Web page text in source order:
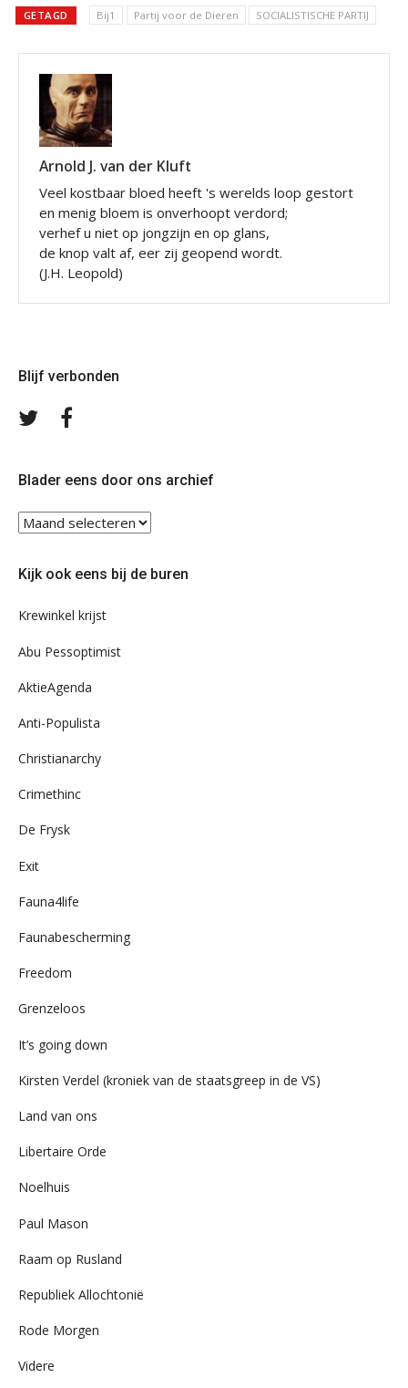
GETAGD Bij1 Partij voor de Dieren SOCIALISTISCHE PARTIJ
Arnold J. van der Kluft
Veel kostbaar bloed heeft 's werelds loop gestort
en menig bloem is onverhoopt verdord;
verhef u niet op jongzijn en op glans,
de knop valt af, eer zij geopend wordt.
(J.H. Leopold)
Blijf verbonden
Volg
Blader eens door ons archief
Blader
ons
Kijk ook eens bij de buren
Krewinkel krijst
Abu Pessoptimist
AktieAgenda
Anti-Populista
Christianarchy
Crimethinc
De Frysk
Exit
Fauna4life
Faunabescherming
Freedom
Grenzeloos
It’s going down
Kirsten Verdel (kroniek van de staatsgreep in de VS)
Land van ons
Libertaire Orde
Noelhuis
Paul Mason
Raam op Rusland
Republiek Allochtonië
Rode Morgen
Videre